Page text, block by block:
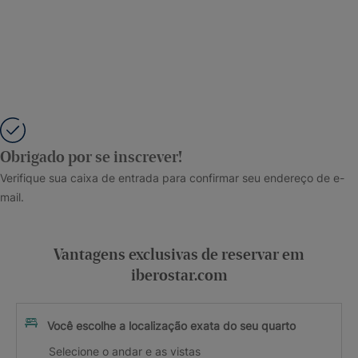
Obrigado por se inscrever!
Verifique sua caixa de entrada para confirmar seu endereço de e-
mail.
Vantagens exclusivas de reservar em
iberostar.com
Você escolhe a localização exata do seu quarto
Selecione o andar e as vistas